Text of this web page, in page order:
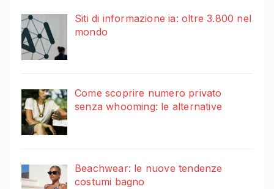
Siti di informazione ia: oltre 3.800 nel
mondo
Come scoprire numero privato
senza whooming: le alternative
Beachwear: le nuove tendenze
costumi bagno